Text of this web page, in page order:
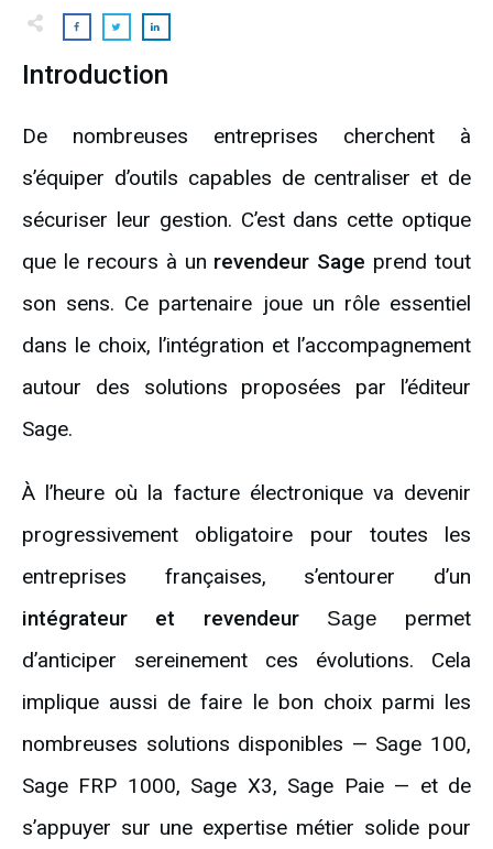
Introduction
De nombreuses entreprises cherchent à
s’équiper d’outils capables de centraliser et de
sécuriser leur gestion. C’est dans cette optique
que le recours à un revendeur Sage prend tout
son sens. Ce partenaire joue un rôle essentiel
dans le choix, l’intégration et l’accompagnement
autour des solutions proposées par l’éditeur
Sage.
À l’heure où la facture électronique va devenir
progressivement obligatoire pour toutes les
entreprises françaises, s’entourer d’un
intégrateur et revendeur
Sage permet
d’anticiper sereinement ces évolutions. Cela
implique aussi de faire le bon choix parmi les
nombreuses solutions disponibles — Sage 100,
Sage FRP 1000, Sage X3, Sage Paie — et de
s’appuyer sur une expertise métier solide pour